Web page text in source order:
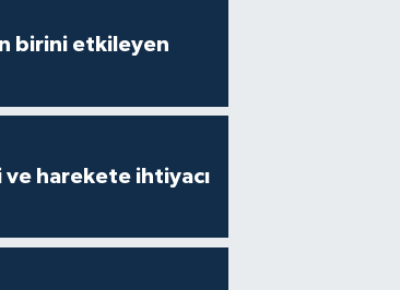
birini etkileyen
ve harekete ihtiyacı